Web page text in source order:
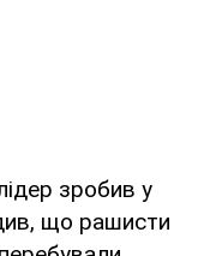
зробив у
що рашисти